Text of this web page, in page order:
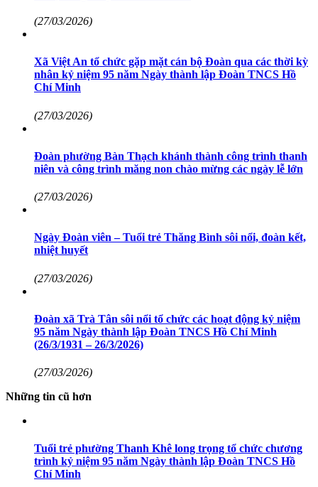
(27/03/2026)
Xã Việt An tổ chức gặp mặt cán bộ Đoàn qua các thời kỳ
nhân kỷ niệm 95 năm Ngày thành lập Đoàn TNCS Hồ
Chí Minh
(27/03/2026)
Đoàn phường Bàn Thạch khánh thành công trình thanh
niên và công trình măng non chào mừng các ngày lễ lớn
(27/03/2026)
Ngày Đoàn viên – Tuổi trẻ Thăng Bình sôi nổi, đoàn kết,
nhiệt huyết
(27/03/2026)
Đoàn xã Trà Tân sôi nổi tổ chức các hoạt động kỷ niệm
95 năm Ngày thành lập Đoàn TNCS Hồ Chí Minh
(26/3/1931 – 26/3/2026)
(27/03/2026)
Những tin cũ hơn
Tuổi trẻ phường Thanh Khê long trọng tổ chức chương
trình kỷ niệm 95 năm Ngày thành lập Đoàn TNCS Hồ
Chí Minh